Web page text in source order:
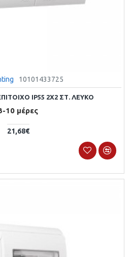
10101433725
IP55 2Χ2 ΣΤ. ΛΕΥΚΟ
10 μέρες
21,68€